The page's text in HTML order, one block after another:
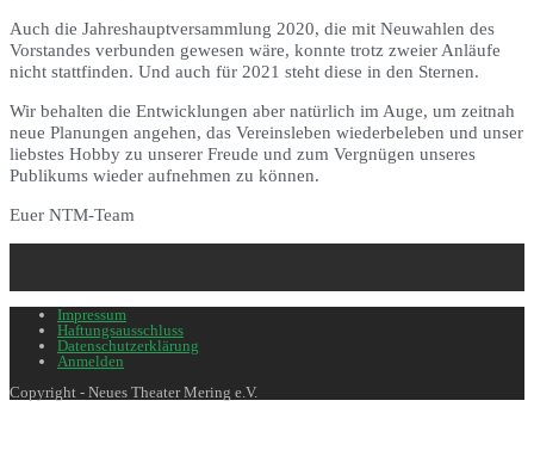
Auch die Jahreshauptversammlung 2020, die mit Neuwahlen des
Vorstandes verbunden gewesen wäre, konnte trotz zweier Anläufe
nicht stattfinden. Und auch für 2021 steht diese in den Sternen.
Wir behalten die Entwicklungen aber natürlich im Auge, um zeitnah
neue Planungen angehen, das Vereinsleben wiederbeleben und unser
liebstes Hobby zu unserer Freude und zum Vergnügen unseres
Publikums wieder aufnehmen zu können.
Euer NTM-Team
Impressum
Haftungsausschluss
Datenschutzerklärung
Anmelden
Copyright - Neues Theater Mering e.V.